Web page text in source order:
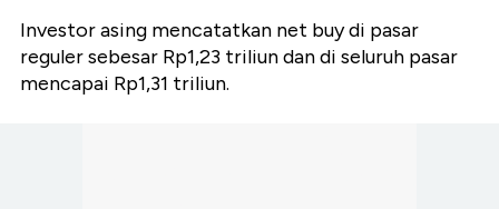
Investor asing mencatatkan net buy di pasar
reguler sebesar Rp1,23 triliun dan di seluruh pasar
mencapai Rp1,31 triliun.